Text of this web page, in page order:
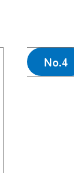
No.4